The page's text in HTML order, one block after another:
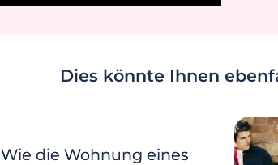
Dies könnte Ihnen
Wie die Wohnung eines